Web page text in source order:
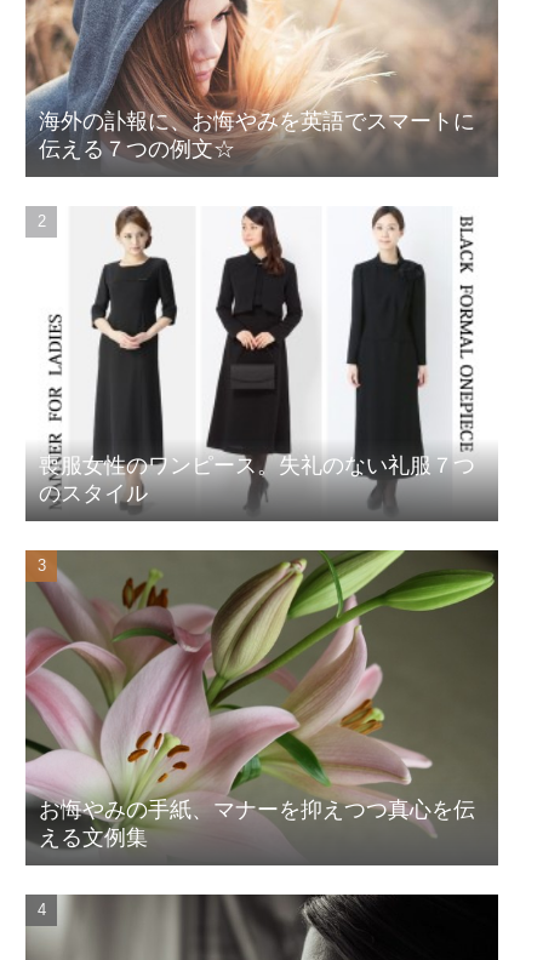
海外の訃報に、お悔やみを英語でスマートに
伝える７つの例文☆
喪服女性のワンピース。失礼のない礼服７つ
のスタイル
お悔やみの手紙、マナーを抑えつつ真心を伝
える文例集